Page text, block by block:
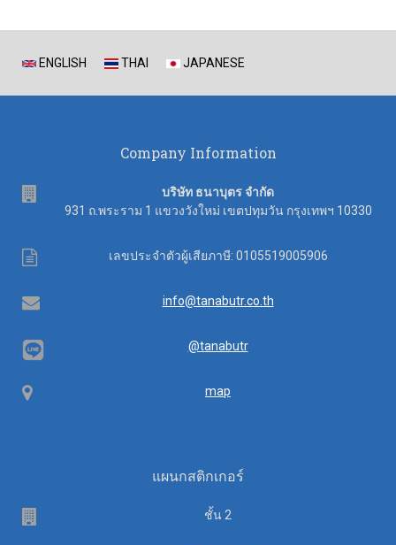
ENGLISH THAI JAPANESE
Company Information
บริษัท ธนาบุตร จำกัด
931 ถ.พระราม 1 แขวงวังใหม่ เขตปทุมวัน กรุงเทพฯ 10330
Tax
เลขประจำตัวผู้เสียภาษี: 0105519005906
Email info@tanabutr.co.th
@tanabutr
Map map
แผนกสติกเกอร์
ชั้น 2